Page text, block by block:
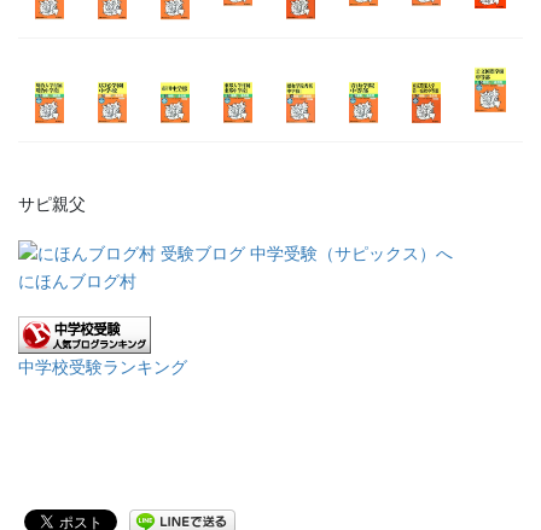
サピ親父
にほんブログ村
中学校受験ランキング